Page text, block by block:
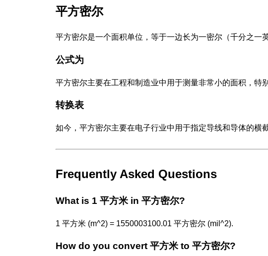
平方密尔
平方密尔是一个面积单位，等于一边长为一密尔（千分之一
公式为
平方密尔主要在工程和制造业中用于测量非常小的面积，特
转换表
如今，平方密尔主要在电子行业中用于指定导线和导体的横
Frequently Asked Questions
What is 1 平方米 in 平方密尔?
1 平方米 (m^2) = 1550003100.01 平方密尔 (mil^2).
How do you convert 平方米 to 平方密尔?